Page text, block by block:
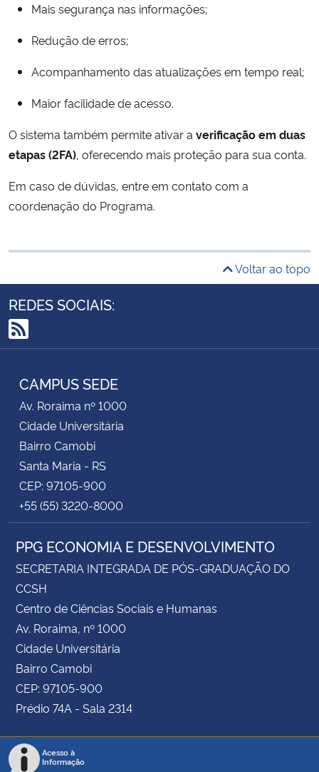
Mais segurança nas informações;
Redução de erros;
Acompanhamento das atualizações em tempo real;
Maior facilidade de acesso.
O sistema também permite ativar a verificação em duas
etapas (2FA), oferecendo mais proteção para sua conta.
Em caso de dúvidas, entre em contato com a
coordenação do Programa.
Voltar ao topo
REDES SOCIAIS:
RSS
CAMPUS SEDE
Av. Roraima nº 1000
Cidade Universitária
Bairro Camobi
Santa Maria - RS
CEP: 97105-900
+55 (55) 3220-8000
PPG ECONOMIA E DESENVOLVIMENTO
SECRETARIA INTEGRADA DE PÓS-GRADUAÇÃO DO
CCSH
Centro de Ciências Sociais e Humanas
Av. Roraima, nº 1000
Cidade Universitária
Bairro Camobi
CEP: 97105-900
Prédio 74A - Sala 2314
Acesso à
Informação